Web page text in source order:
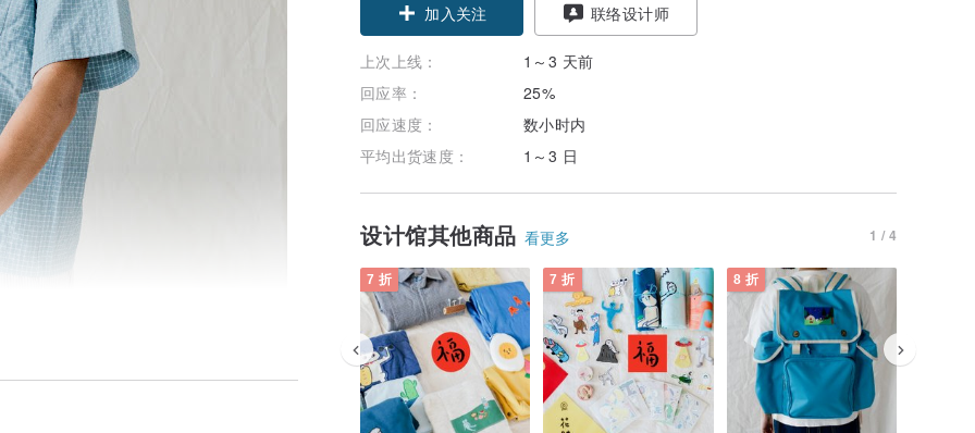
加入关注 联络设计师
上次上线：
1～3 天前
回应率：
25%
回应速度：
数小时内
平均出货速度：
1～3 日
设计馆其他商品 看更多 1 / 4
7 折 7 折 8 折